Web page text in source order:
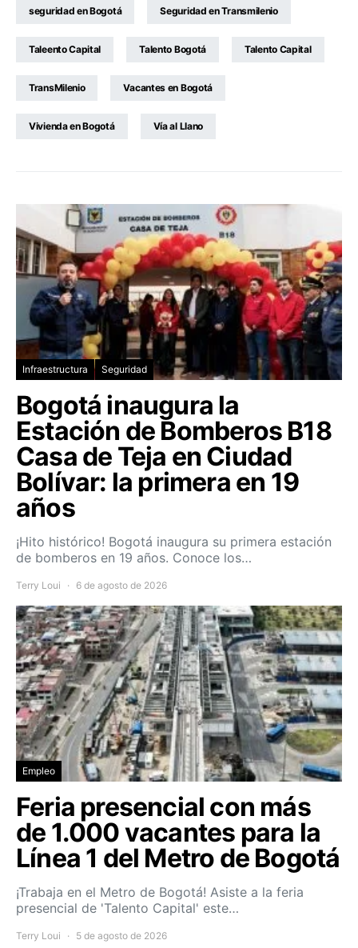
seguridad en Bogotá Seguridad en Transmilenio
Taleento Capital Talento Bogotá Talento Capital
TransMilenio Vacantes en Bogotá
Vivienda en Bogotá Vía al Llano
Infraestructura Seguridad
Bogotá inaugura la
Estación de Bomberos B18
Casa de Teja en Ciudad
Bolívar: la primera en 19
años
¡Hito histórico! Bogotá inaugura su primera estación
de bomberos en 19 años. Conoce los…
Terry Loui 6 de agosto de 2026
Empleo
Feria presencial con más
de 1.000 vacantes para la
Línea 1 del Metro de Bogotá
¡Trabaja en el Metro de Bogotá! Asiste a la feria
presencial de 'Talento Capital' este…
Terry Loui 5 de agosto de 2026